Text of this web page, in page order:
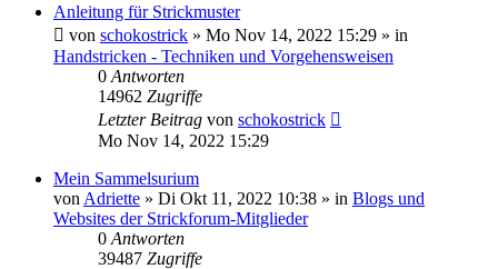
Anleitung für Strickmuster
von schokostrick » Mo Nov 14, 2022 15:29 » in
Handstricken - Techniken und Vorgehensweisen
0 Antworten
14962 Zugriffe
Letzter Beitrag von schokostrick
Mo Nov 14, 2022 15:29
Mein Sammelsurium
von Adriette » Di Okt 11, 2022 10:38 » in Blogs und
Websites der Strickforum-Mitglieder
0 Antworten
39487 Zugriffe